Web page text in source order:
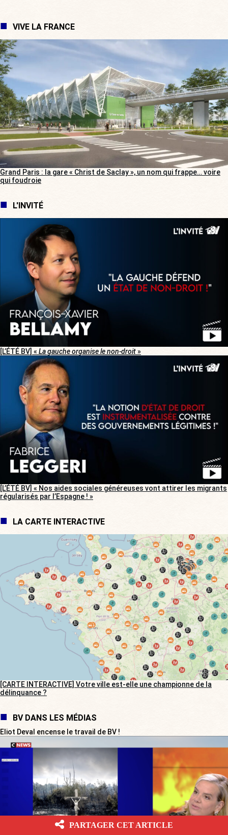
VIVE LA FRANCE
Grand Paris : la gare « Christ de Saclay », un nom qui frappe… voire
qui foudroie
L'INVITÉ
[L’ÉTÉ BV] « La gauche organise le non-droit»
[L’ÉTÉ BV] « Nos aides sociales généreuses vont attirer les migrants
régularisés par l’Espagne ! »
LA CARTE INTERACTIVE
[CARTE INTERACTIVE] Votre ville est-elle une championne de la
délinquance ?
BV DANS LES MÉDIAS
Eliot Deval encense le travail de BV !
PARTAGER CET ARTICLE